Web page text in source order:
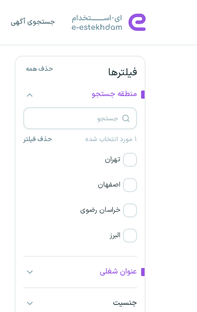
جستجوی آگهی
فیلترها حذف همه
منطقه جستجو
۱ مورد انتخاب شده حذف فیلتر
تهران
اصفهان
خراسان رضوی
البرز
عنوان شغلی
جنسیت